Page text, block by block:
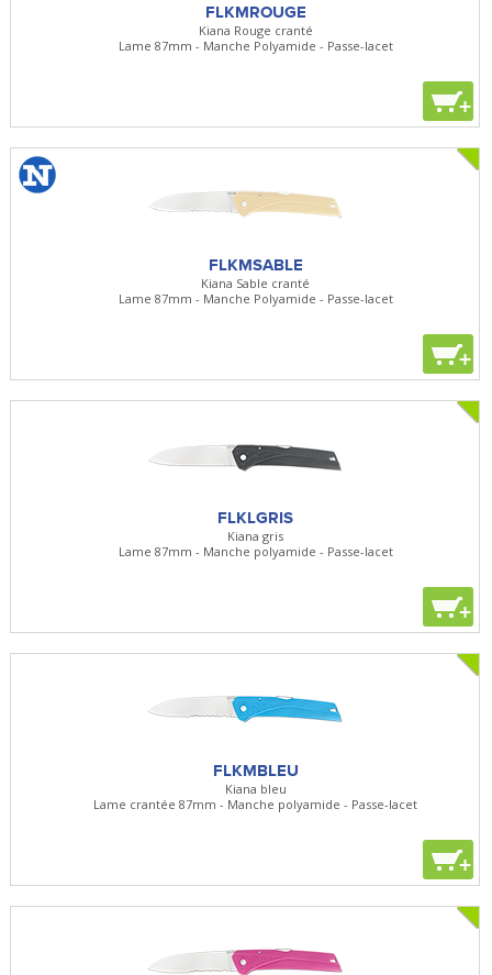
FLKMROUGE
Kiana Rouge cranté
Lame 87mm - Manche Polyamide - Passe-lacet
+
FLKMSABLE
Kiana Sable cranté
Lame 87mm - Manche Polyamide - Passe-lacet
+
FLKLGRIS
Kiana gris
Lame 87mm - Manche polyamide - Passe-lacet
+
FLKMBLEU
Kiana bleu
Lame crantée 87mm - Manche polyamide - Passe-lacet
+